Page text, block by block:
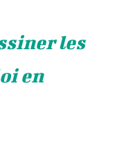
les
en